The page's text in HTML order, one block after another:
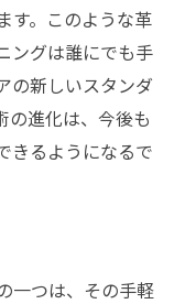
す。このような革
ングは誰にでも手
の新しいスタンダ
の進化は、今後も
きるようになるで
一つは、その手軽